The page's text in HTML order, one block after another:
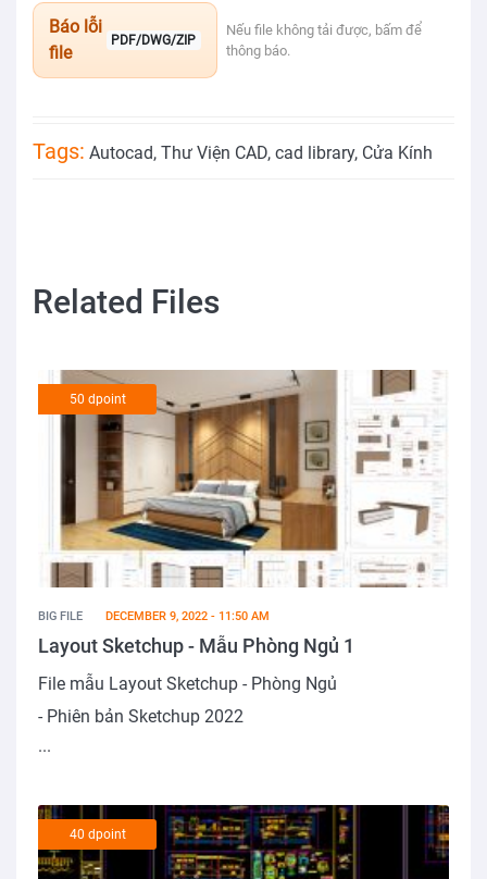
Báo lỗi
file
PDF/DWG/ZIP
Nếu file không tải được, bấm để
thông báo.
Tags: Autocad, Thư Viện CAD, cad library, Cửa Kính
Related Files
50 dpoint
BIG FILE DECEMBER 9, 2022 - 11:50 AM
Layout Sketchup - Mẫu Phòng Ngủ 1
File mẫu Layout Sketchup - Phòng Ngủ
- Phiên bản Sketchup 2022
...
40 dpoint